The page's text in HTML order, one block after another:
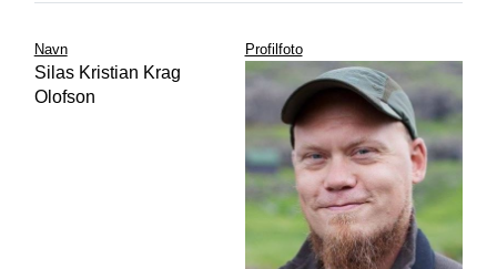
Navn
Silas Kristian Krag
Olofson
Profilfoto